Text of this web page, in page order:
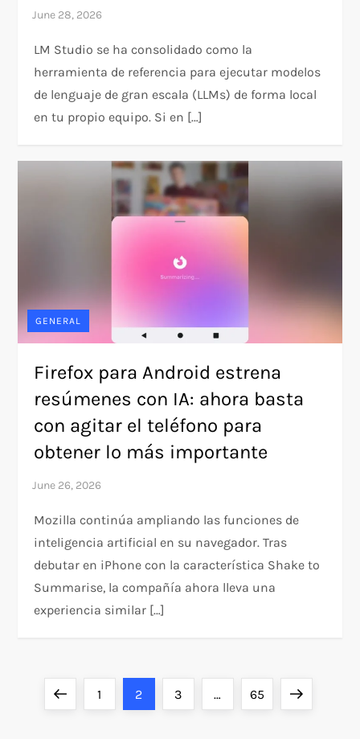
LM Studio se ha consolidado como la
herramienta de referencia para ejecutar modelos
de lenguaje de gran escala (LLMs) de forma local
en tu propio equipo. Si en […]
GENERAL
Firefox para Android estrena
resúmenes con IA: ahora basta
con agitar el teléfono para
obtener lo más importante
Mozilla continúa ampliando las funciones de
inteligencia artificial en su navegador. Tras
debutar en iPhone con la característica Shake to
Summarise, la compañía ahora lleva una
experiencia similar […]
PreviousPage
1 Page
2 Page
3 … Page
65 Next